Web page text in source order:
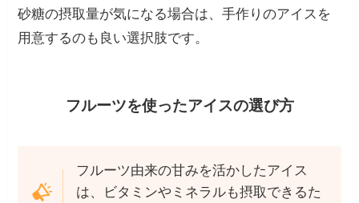
砂糖の摂取量が気になる場合は、手作りのアイスを
用意するのも良い選択肢です。
フルーツを使ったアイスの選び方
フルーツ由来の甘みを活かしたアイス
は、ビタミンやミネラルも摂取できるた